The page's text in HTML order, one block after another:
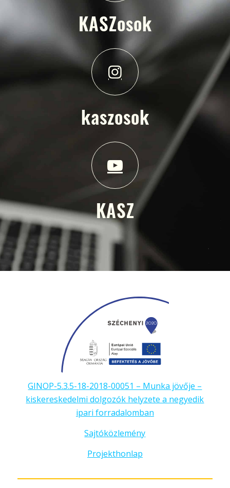
KASZosok
kaszosok
KASZ
GINOP-5.3.5-18-2018-00051 – Munka jövője –
kiskereskedelmi dolgozók helyzete a negyedik
ipari forradalomban
Sajtóközlemény
Projekthonlap